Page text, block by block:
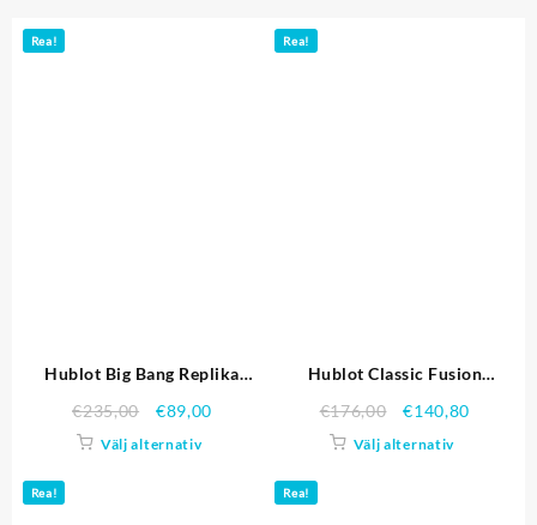
Rea!
Hublot Big Bang Replika
€235,00 €89,00
Välj alternativ
Rea!
Hublot Classic Fusion
Steel Case svart läderrem
622.815 Replika Klockor
€176,00 €140,80
Välj alternativ
Rea! Rea!